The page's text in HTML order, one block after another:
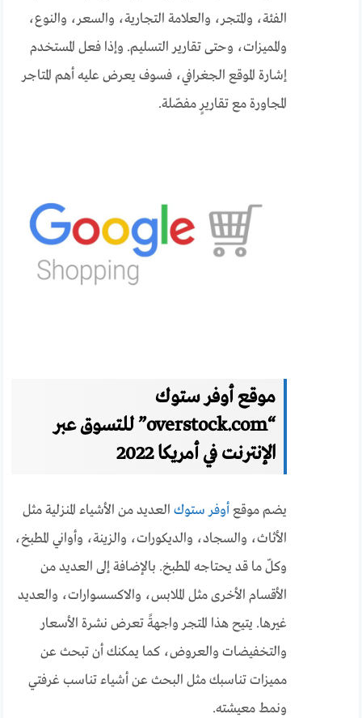
الفئة، والمتجر، والعلامة التجارية، والسعر، والنوع،
والمميزات، وحتى تقارير التسليم. وإذا فعل المستخدم
إشارة الموقع الجغرافي، فسوف يعرض عليه أهم المتاجر
المجاورة مع تقاريرٍ مفصّلة.
موقع أوفر ستوك
“overstock.com” للتسوق عبر
الإنترنت في أمريكا 2022
يضم موقع أوفر ستوك العديد من الأشياء المنزلية مثل
الأثاث، والسجاد، والديكورات، والزينة، وأواني المطبخ،
وكلّ ما قد يحتاجه المطبخ. بالإضافة إلى العديد من
الأقسام الأخرى مثل الملابس، والاكسسوارات، والعديد
غيرها. يتيح هذا المتجر واجهةً تعرض نشرة الأسعار
والتخفيضات والعروض، كما يمكنك أن تبحث عن
مميزات تناسبك مثل البحث عن أشياء تناسب غرفتي
ونمط معيشته.